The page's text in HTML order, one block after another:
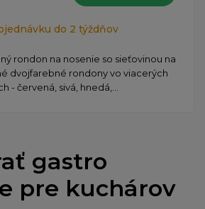
do 2 týždňov
rondon na nosenie so sieťovinou na
dvojfarebné rondony vo viacerých
- červená, sivá, hnedá,...
gastro
pre kuchárov